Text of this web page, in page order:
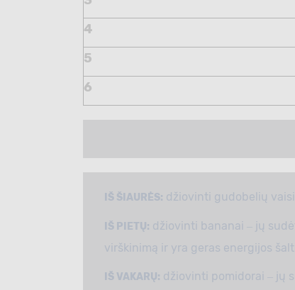
4
5
6
IŠ ŠIAURĖS: džiovinti gudobelių
IŠ PIETŲ: džiovinti bananai ‒ jų
virškinimą ir yra geras energijos
IŠ VAKARŲ: džiovinti pomidorai ‒ jų